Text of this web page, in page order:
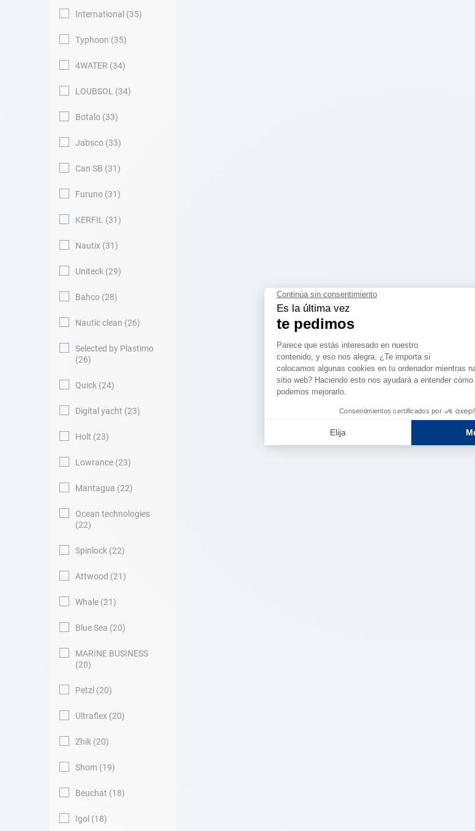
International 35
Typhoon 35
4WATER 34
LOUBSOL 34
Botalo 33
Jabsco 33
Can SB 31
Furuno 31
KERFIL 31
Nautix 31
Uniteck 29
Bahco 28
Nautic clean 26
Selected by Plastimo
26
Quick 24
Digital yacht 23
Holt 23
Lowrance 23
Mantagua 22
Ocean technologies
22
Spinlock 22
Attwood 21
Whale 21
Blue Sea 20
MARINE BUSINESS
20
Petzl 20
Ultraflex 20
Zhik 20
Shom 19
Beuchat 18
Igol 18